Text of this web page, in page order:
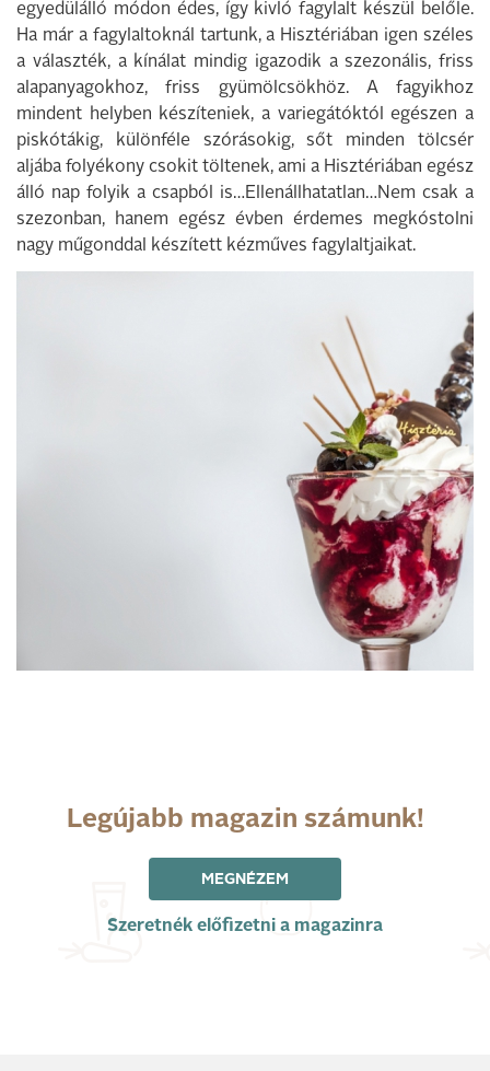
egyedülálló módon édes, így kivló fagylalt készül belőle.
Ha már a fagylaltoknál tartunk, a Hisztériában igen széles
a választék, a kínálat mindig igazodik a szezonális, friss
alapanyagokhoz, friss gyümölcsökhöz. A fagyikhoz
mindent helyben készíteniek, a variegátóktól egészen a
piskótákig, különféle szórásokig, sőt minden tölcsér
aljába folyékony csokit töltenek, ami a Hisztériában egész
álló nap folyik a csapból is…Ellenállhatatlan…Nem csak a
szezonban, hanem egész évben érdemes megkóstolni
nagy műgonddal készített kézműves fagylaltjaikat.
Legújabb magazin számunk!
MEGNÉZEM
Szeretnék előfizetni a magazinra